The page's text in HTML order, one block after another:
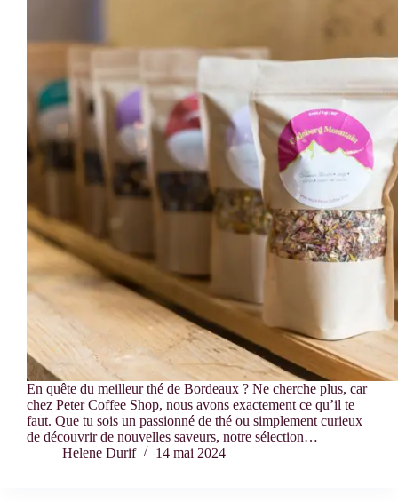
En quête du meilleur thé de Bordeaux ? Ne cherche plus, car
chez Peter Coffee Shop, nous avons exactement ce qu’il te
faut. Que tu sois un passionné de thé ou simplement curieux
de découvrir de nouvelles saveurs, notre sélection…
Helene Durif
14 mai 2024